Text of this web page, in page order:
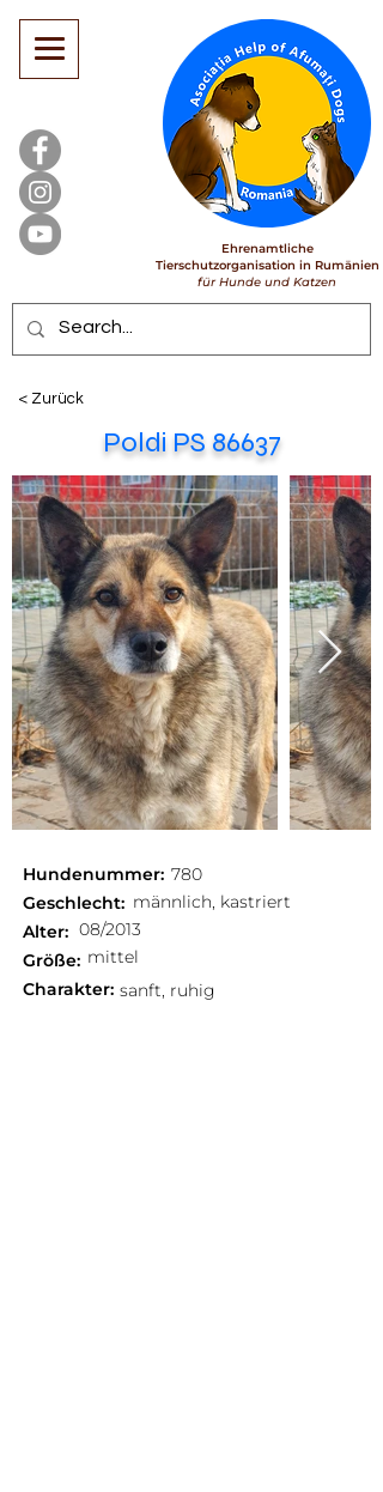
Ehrenamtliche
Tierschutzorganisation in Rumänien
für Hunde und Katzen
< Zurück
Poldi PS 86637
Hundenummer:
Geschlecht:
Alter:
Größe:
Charakter:
780
männlich, kastriert
08/2013
mittel
sanft, ruhig